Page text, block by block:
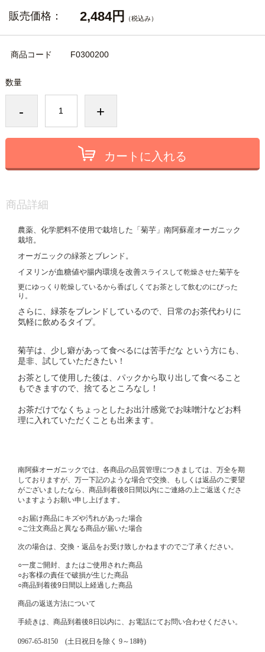
販売価格： 2,484円 （税込み）
商品コード F0300200
数量
- +
カートに入れる
商品詳細
農薬、化学肥料不使用で栽培した「菊芋」 南阿蘇産オーガニック
栽培。
オーガニックの緑茶とブレンド。
イヌリンが血糖値や腸内環境を改善スライスして乾燥させた菊芋を
更にゆっくり乾燥しているから香ばしくてお茶として飲むのにぴった
り。
さらに、緑茶をブレンドしているので、日常のお茶代わりに
気軽に飲めるタイプ。
菊芋は、少し癖があって食べるには苦手だな という方にも、
是非、試していただきたい！
お茶として使用した後は、パックから取り出して食べること
もできますので、捨てるところなし！
お茶だけでなくちょっとしたお出汁感覚でお味噌汁などお料
理に入れていただくことも出来ます。
南阿蘇オーガニックでは、各商品の品質管理につきましては、万全を期
しておりますが、万一下記のような場合で交換、もしくは返品のご要望
がございましたなら、商品到着後8日間以内にご連絡の上ご返送くださ
いますようお願い申し上げます。
○お届け商品にキズや汚れがあった場合
○ご注文商品と異なる商品が届いた場合
次の場合は、交換・返品をお受け致しかねますのでご了承ください。
○一度ご開封、またはご使用された商品
○お客様の責任で破損が生じた商品
○商品到着後9 日間以上経過した商品
商品の返送方法について
手続きは、商品到着後8日以内に、お電話にてお問い合わせください。
0967-65-8150 (土日祝日を除く 9～ 18時)